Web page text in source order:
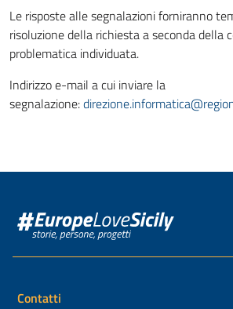
Le risposte alle segnalazioni forniranno
risoluzione della richiesta a seconda della
problematica individuata.
Indirizzo e-mail a cui inviare la
segnalazione:
Contatti